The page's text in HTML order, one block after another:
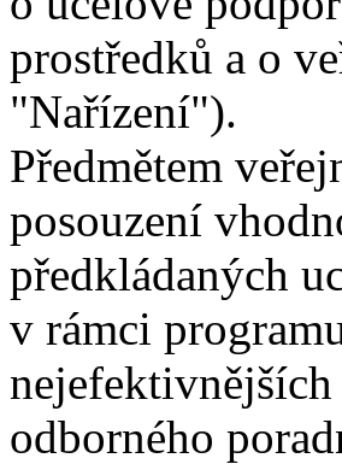
prostředků a o
"Nařízení").
Předmětem
posouzení
předkládaných
v rámci
nejefektivnějších
odborného